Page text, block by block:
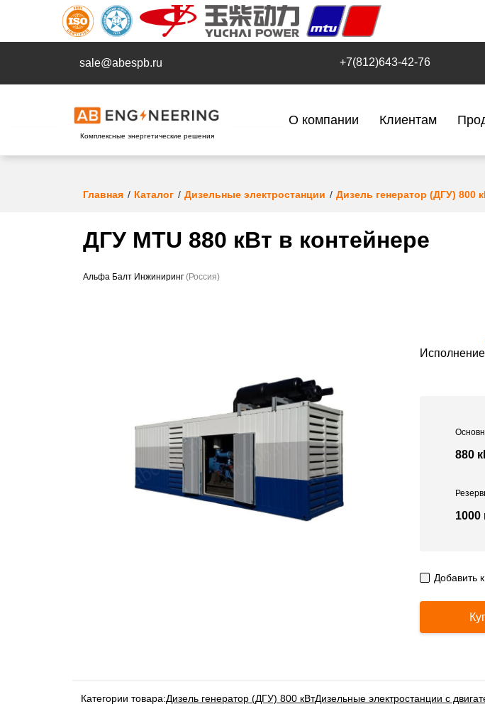
sale@abespb.ru +7(812)643-42-76
Комплексные энергетические решения
О компании Клиентам
Главная Каталог Дизельные электростанции Дизель генератор (ДГУ) 800
ДГУ MTU 880 кВт в контейнере
Альфа Балт Инжиниринг (Россия)
880
1000
Добавить
Категории товара:Дизель генератор (ДГУ) 800 кВтДизельные электростанции с